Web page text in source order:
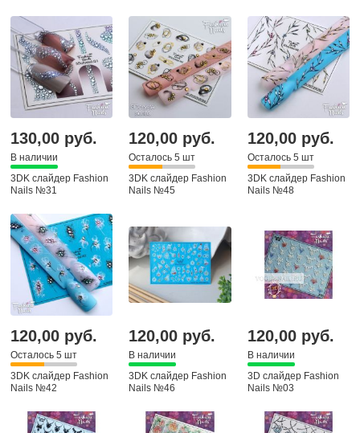
130,00 руб.
В наличии
3DK слайдер Fashion
Nails №31
120,00 руб.
Осталось 5 шт
3DK слайдер Fashion
Nails №45
120,00 руб.
Осталось 5 шт
3DK слайдер Fashion
Nails №48
120,00 руб.
Осталось 5 шт
3DK слайдер Fashion
Nails №42
120,00 руб.
В наличии
3DK слайдер Fashion
Nails №46
120,00 руб.
В наличии
3D слайдер Fashion
Nails №03